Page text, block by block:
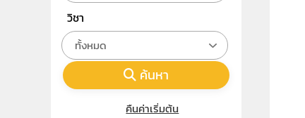
วิชา
ทั้งหมด
ค้นหา
คืนค่าเริ่มต้น